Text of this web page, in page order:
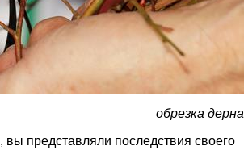
обрезка дерна
вы представляли последствия своего